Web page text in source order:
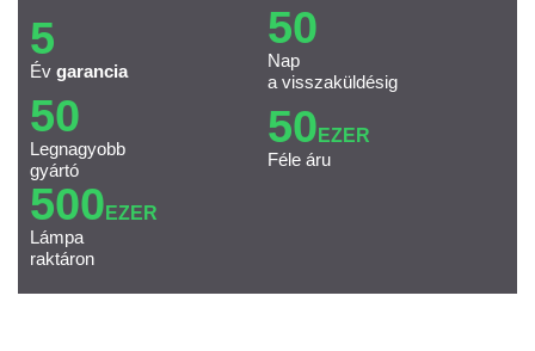
5
Év garancia
50
Nap
a visszaküldésig
50
Legnagyobb
gyártó
50 EZER
Féle áru
500 EZER
Lámpa
raktáron